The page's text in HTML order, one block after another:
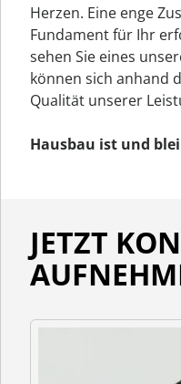
Herzen. Eine enge
Fundament für Ihr
sehen Sie eines
können sich anhand
Qualität unserer
Hausbau ist und
JETZT